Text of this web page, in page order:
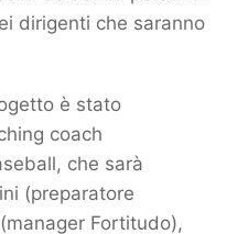
dirigenti che saranno
è stato
coach
che sarà
(preparatore
Fortitudo),